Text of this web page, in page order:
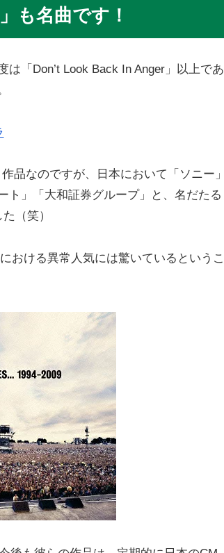
も名曲です！
「Don’t Look Back In Anger」以上であ
作品なのですが、日本において「ソニー」
ト」「大和証券グループ」と、名だたる
（笑）
おける異常人気には驚いているというこ